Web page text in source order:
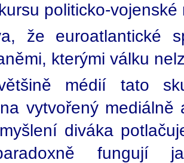
politicko-vojenské
že euroatlantické
kterými válku
médií tato
vytvořený
diváka
fungují